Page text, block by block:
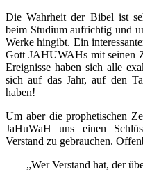
Die Wahrheit der Bibel ist
beim Studium aufrichtig und
Werke hingibt. Ein
Gott JAHUWAHs mit seinen
Ereignisse haben sich alle
sich auf das Jahr, auf den
haben!
Um aber die prophetischen
JaHuWaH uns einen
Verstand zu gebrauchen.
„Wer Verstand hat, der